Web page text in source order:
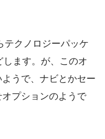
テクノロジーパッケ
ます。が、このオ
うで、ナビとかセー
プションのようで